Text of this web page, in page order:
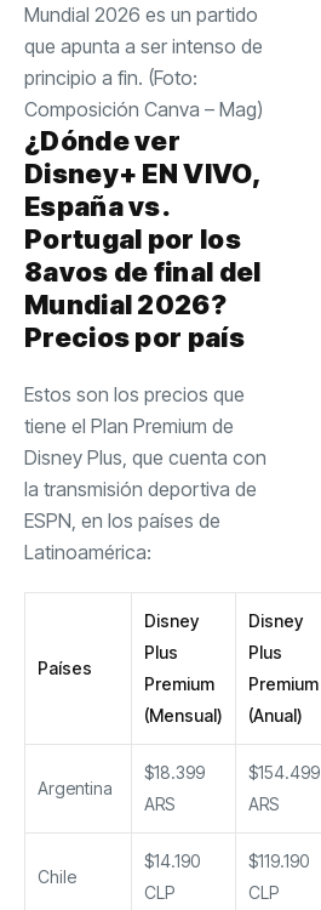
Mundial 2026 es un partido
que apunta a ser intenso de
principio a fin. (Foto:
Composición Canva – Mag)
¿Dónde ver
Disney+ EN VIVO,
España vs.
Portugal por los
8avos de final del
Mundial 2026?
Precios por país
Estos son los precios que
tiene el Plan Premium de
Disney Plus, que cuenta con
la transmisión deportiva de
ESPN, en los países de
Latinoamérica:
Países
Disney
Plus
Premium
(Mensual)
Disney
Plus
Premium
(Anual)
Argentina
$18.399
ARS
$154.499
ARS
Chile
$14.190
CLP
$119.190
CLP